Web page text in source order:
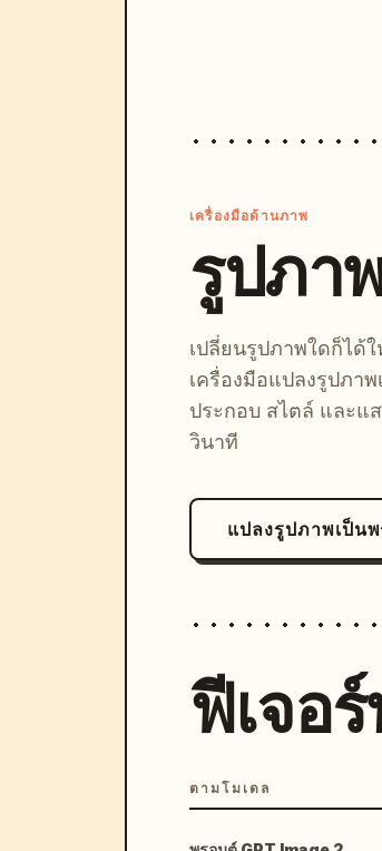
เครื่องมือด้านภาพ
รูปภา
เปลี่ยนรูปภาพใดก็ได้
เครื่องมือแปลงรูปภา
ประกอบ สไตล์ และแ
วินาที
แปลงรูปภาพเป็น
ฟีเจอ
ตามโมเดล